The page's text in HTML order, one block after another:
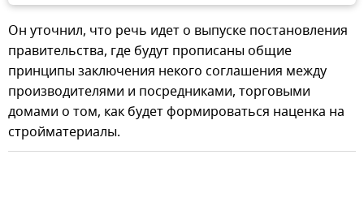
Он уточнил, что речь идет о выпуске постановления
правительства, где будут прописаны общие
принципы заключения некого соглашения между
производителями и посредниками, торговыми
домами о том, как будет формироваться наценка на
стройматериалы.